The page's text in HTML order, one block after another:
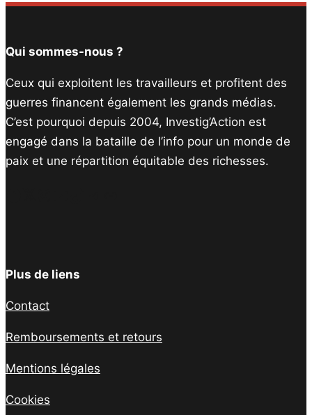
Qui sommes-nous ?
Ceux qui exploitent les travailleurs et profitent des
guerres financent également les grands médias.
C’est pourquoi depuis 2004, Investig’Action est
engagé dans la bataille de l’info pour un monde de
paix et une répartition équitable des richesses.
Plus de liens
Contact
Remboursements et retours
Mentions légales
Cookies